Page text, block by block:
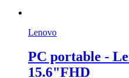
Lenovo
PC portable -
15.6"FHD